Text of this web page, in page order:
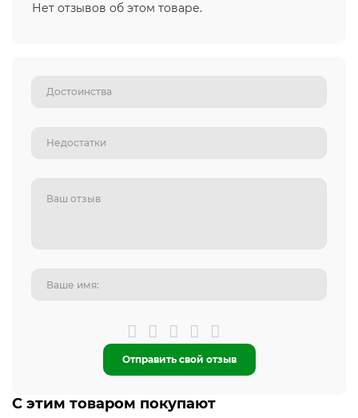
Нет отзывов об этом товаре.
Отправить свой отзыв
С этим товаром покупают